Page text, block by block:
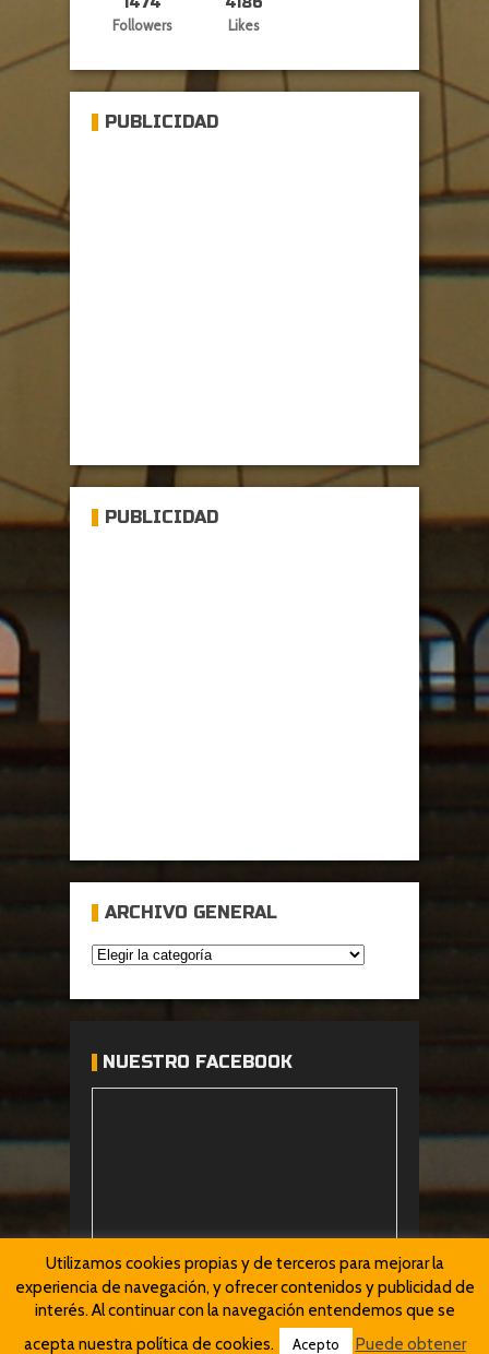
Followers Likes
PUBLICIDAD
PUBLICIDAD
ARCHIVO GENERAL
NUESTRO FACEBOOK
Utilizamos cookies propias y de terceros para mejorar la
experiencia de navegación, y ofrecer contenidos y publicidad de
interés. Al continuar con la navegación entendemos que se
acepta nuestra política de cookies.
Acepto Puede obtener